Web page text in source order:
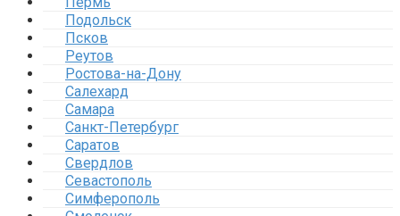
Подольск
Псков
Реутов
Ростова-на-Дону
Салехард
Самара
Санкт-Петербург
Саратов
Свердлов
Севастополь
Симферополь